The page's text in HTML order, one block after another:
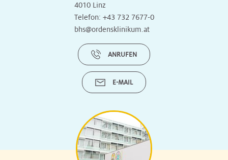
4010 Linz
Telefon: +43 732 7677-0
bhs@ordensklinikum.at
ANRUFEN
E-MAIL